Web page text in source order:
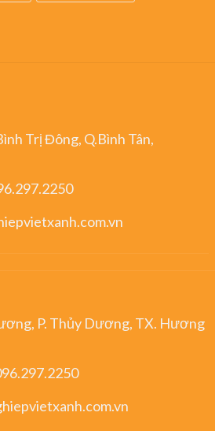
Trị Đông, Q.Bình Tân,
P. Thủy Dương, TX. Hương